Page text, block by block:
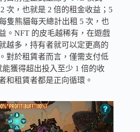
次，也就是 2 倍的租金收益；5
隻熊貓每天總計出租 5 次，也
。NFT 的皮毛越稀有，在遊戲
越多，持有者就可以定更高的
對於租賃者而言，僅需支付低
能獲得超出投入至少 1 倍的收
和租賃者都是正向循環。